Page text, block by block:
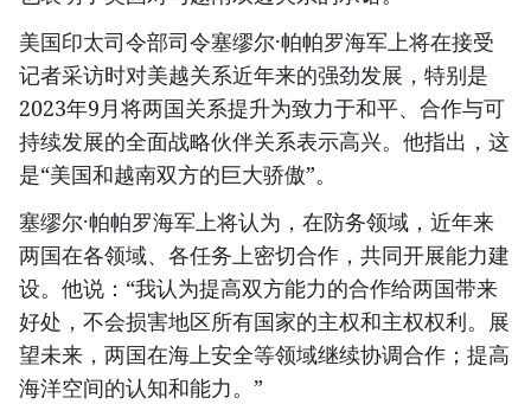
美国印太司令部司令塞缪尔·帕帕罗海军上将在接受
记者采访时对美越关系近年来的强劲发展，特别是
2023年9月将两国关系提升为致力于和平、合作与可
持续发展的全面战略伙伴关系表示高兴。他指出，这
是“美国和越南双方的巨大骄傲”。
塞缪尔·帕帕罗海军上将认为，在防务领域，近年来
两国在各领域、各任务上密切合作，共同开展能力建
设。他说：“我认为提高双方能力的合作给两国带来
好处，不会损害地区所有国家的主权和主权权利。展
望未来，两国在海上安全等领域继续协调合作；提高
海洋空间的认知和能力。”